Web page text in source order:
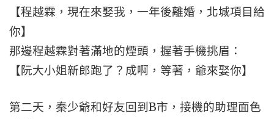
【程越霖，現在來娶我，一年後離婚，北城項目給
你】
那邊程越霖對著滿地的煙頭，握著手機挑眉：
【阮大小姐新郎跑了？成啊，等著，爺來娶你】
第二天，秦少爺和好友回到B市，接機的助理面色